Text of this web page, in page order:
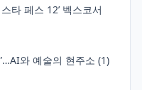
타 페스 12’ 벡스코서
와 예술의 현주소 (1)